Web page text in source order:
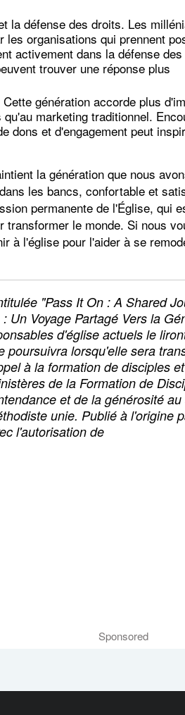
la défense des droits. Les
organisations qui prennent
activement dans la défense
trouver une réponse plus
génération accorde plus
marketing traditionnel.
dons et d'engagement peut
la génération que nous
les bancs, confortable et
permanente de l'Église, qui
le monde. Si nous
à l'église pour l'aider à se
"Pass It On : A Shared
Un Voyage Partagé Vers la
d'église actuels le
poursuivra lorsqu'elle sera
à la formation de disciples
de la Formation de
et de la générosité
unie. Publié à l'origine
l'autorisation de
Sponsored